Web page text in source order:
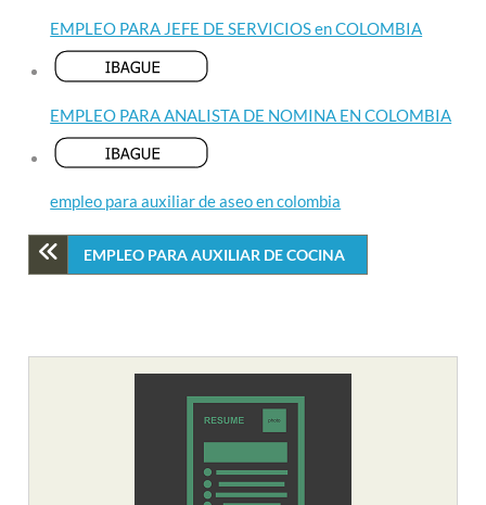
EMPLEO PARA JEFE DE SERVICIOS en COLOMBIA
EMPLEO PARA ANALISTA DE NOMINA EN COLOMBIA
empleo para auxiliar de aseo en colombia
EMPLEO PARA AUXILIAR DE COCINA